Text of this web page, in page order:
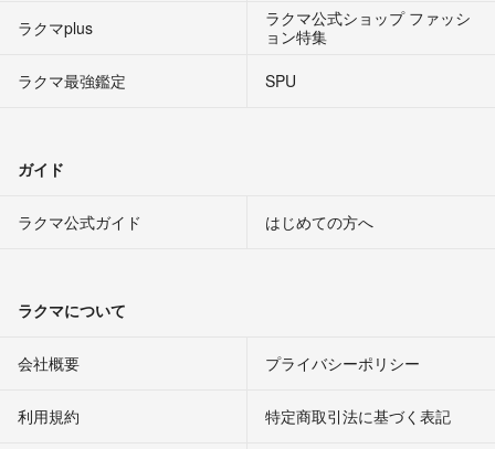
ラクマplus
ラクマ公式ショップ ファッシ
ョン特集
ラクマ最強鑑定
SPU
ガイド
ラクマ公式ガイド はじめての方へ
ラクマについて
会社概要 プライバシーポリシー
利用規約 特定商取引法に基づく表記